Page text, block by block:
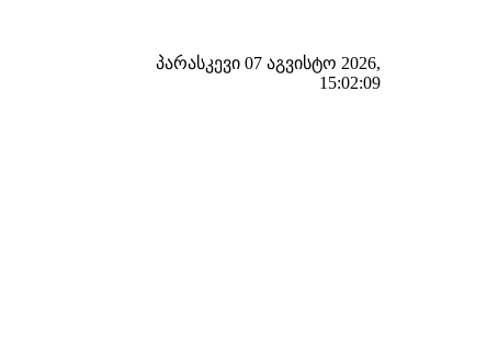
პარასკევი 07 აგვისტო 2026,
15:02:10